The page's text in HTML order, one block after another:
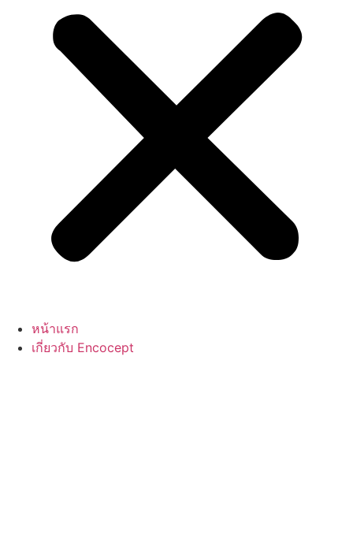
หน้าแรก
เกี่ยวกับ Encocept